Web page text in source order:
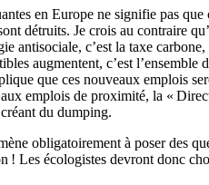
en Europe ne signifie pas
détruits. Je crois au contraire
antisociale, c’est la taxe
augmentent, c’est
que ces nouveaux emplois
emplois de proximité, la «
du dumping.
obligatoirement à poser des
! Les écologistes devront donc